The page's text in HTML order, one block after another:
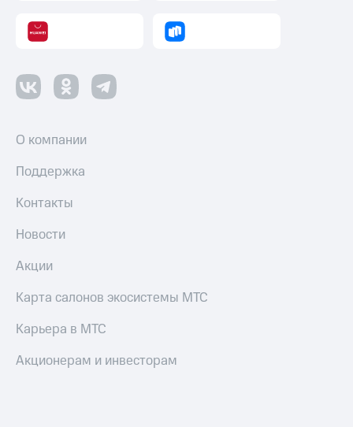
О компании
Поддержка
Контакты
Новости
Акции
Карта салонов экосистемы МТС
Карьера в МТС
Акционерам и инвесторам